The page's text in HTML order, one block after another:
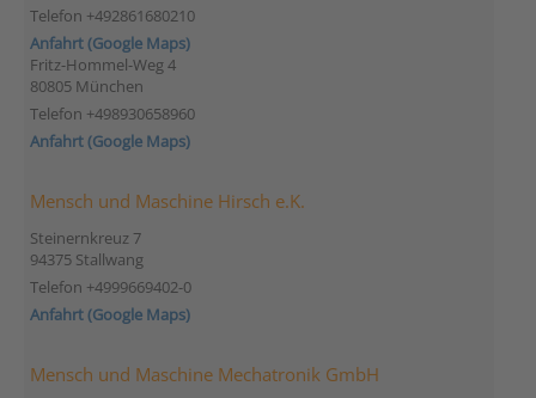
Telefon +492861680210
Anfahrt (Google Maps)
Fritz-Hommel-Weg 4
80805 München
Telefon +498930658960
Anfahrt (Google Maps)
Mensch und Maschine Hirsch e.K.
Steinernkreuz 7
94375 Stallwang
Telefon +4999669402-0
Anfahrt (Google Maps)
Mensch und Maschine Mechatronik GmbH